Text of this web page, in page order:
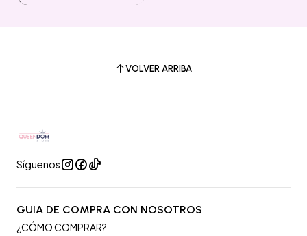
VOLVER ARRIBA
Síguenos
GUIA DE COMPRA CON NOSOTROS
¿CÓMO COMPRAR?